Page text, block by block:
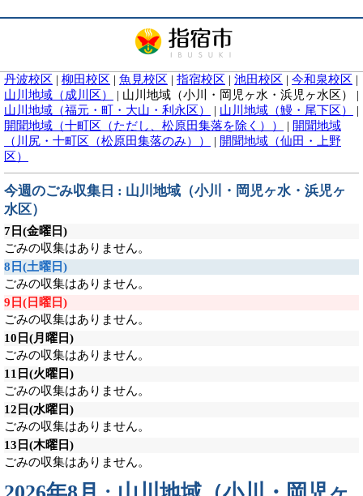
丹波校区 | 柳田校区 | 魚見校区 | 指宿校区 | 池田校区 | 今和泉校区 |
山川地域（成川区）
| 山川地域（小川・岡児ヶ水・浜児ヶ水区）
|
山川地域（福元・町・大山・利永区）
| 山川地域（鰻・尾下区）
|
開聞地域（十町区（ただし、松原田集落を除く））
| 開聞地域
（川尻・十町区（松原田集落のみ））
| 開聞地域（仙田・上野
区）
今週のごみ収集日 : 山川地域（小川・岡児ヶ水・浜児ヶ
水区）
7日(金曜日)
ごみの収集はありません。
8日(土曜日)
ごみの収集はありません。
9日(日曜日)
ごみの収集はありません。
10日(月曜日)
ごみの収集はありません。
11日(火曜日)
ごみの収集はありません。
12日(水曜日)
ごみの収集はありません。
13日(木曜日)
ごみの収集はありません。